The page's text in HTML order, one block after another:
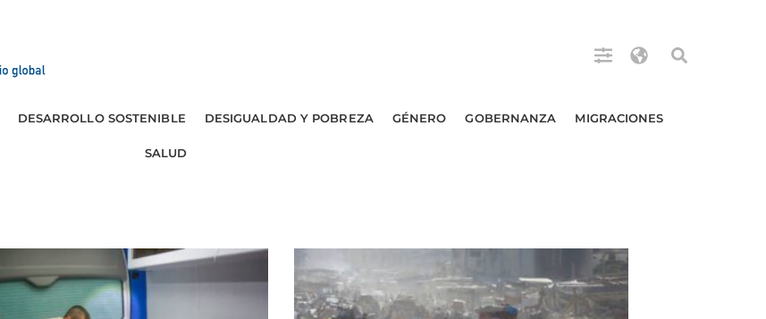
DESARROLLO SOSTENIBLE DESIGUALDAD Y POBREZA GÉNERO GOBERNANZA MIGRACIONES
SALUD